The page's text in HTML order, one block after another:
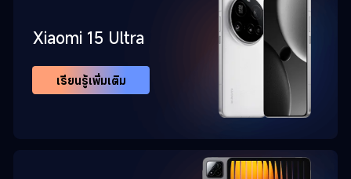
Xiaomi 15 Ultra
เรียนรู้เพิ่มเติม